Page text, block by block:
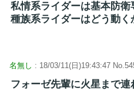
私情系ライダーは基本防衛
種族系ライダーはどう動く
名無し : 18/03/11(日)19:43:47
フォーゼ先輩に火星まで